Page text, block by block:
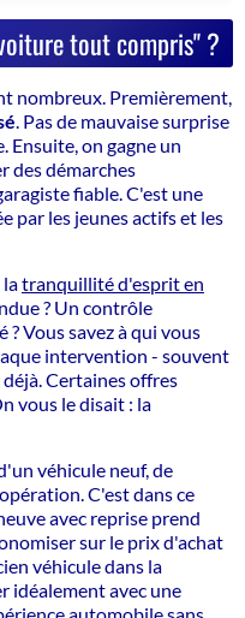
tout compris" ?
nombreux. Premièrement,
. Pas de mauvaise surprise
Ensuite, on gagne un
des démarches
fiable. C'est une
par les jeunes actifs et les
tranquillité d'esprit en
? Un contrôle
Vous savez à qui vous
intervention - souvent
Certaines offres
vous le disait : la
véhicule neuf, de
C'est dans ce
avec reprise prend
sur le prix d'achat
véhicule dans la
idéalement avec une